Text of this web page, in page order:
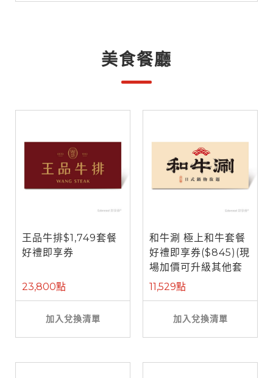
美食餐廳
王品牛排$1,749套餐
好禮即享券
23,800點
加入兌換清單
和牛涮 極上和牛套餐
好禮即享券($845)(現
場加價可升級其他套
餐)
11,529點
加入兌換清單